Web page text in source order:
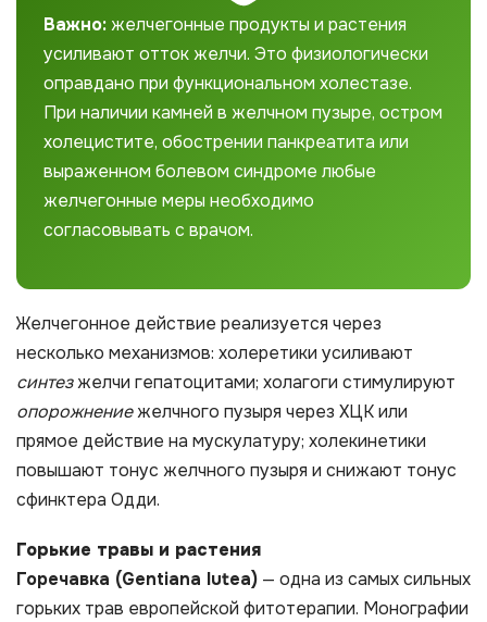
Важно:желчегонные продукты и растения
усиливают отток желчи. Это физиологически
оправдано при функциональном холестазе.
При наличии камней в желчном пузыре, остром
холецистите, обострении панкреатита или
выраженном болевом синдроме любые
желчегонные меры необходимо
согласовывать с врачом.
Желчегонное действие реализуется через
несколько механизмов: холеретики усиливают
синтезжелчи гепатоцитами; холагоги стимулируют
опорожнениежелчного пузыря через ХЦК или
прямое действие на мускулатуру; холекинетики
повышают тонус желчного пузыря и снижают тонус
сфинктера Одди.
Горькие травы и растения
Горечавка (Gentiana lutea) — одна из самых сильных
горьких трав европейской фитотерапии. Монографии